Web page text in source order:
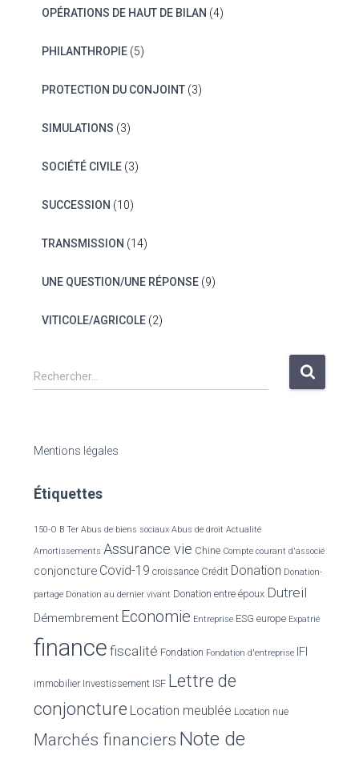
OPÉRATIONS DE HAUT DE BILAN (4)
PHILANTHROPIE(5)
PROTECTION DU CONJOINT(3)
SIMULATIONS (3)
SOCIÉTÉ CIVILE(3)
SUCCESSION (10)
TRANSMISSION (14)
UNE QUESTION/UNE RÉPONSE(9)
VITICOLE/AGRICOLE(2)
R
e
r
h
r
Rechercher…
Mentions légales
Étiquettes
150-O B Ter Abus de biens sociaux Abus de droit Actualité
Amortissements Assurance vie Chine Compte courant d'associé
conjoncture Covid-19 croissance Crédit Donation Donation-
partage Donation au dernier vivant Donation entre époux Dutreil
Démembrement Economie Entreprise ESG europe Expatrié
finance fiscalité Fondation Fondation d'entreprise IFI
immobilier Investissement ISF Lettre de
conjoncture Location meublée Location nue
Marchés financiers Note de